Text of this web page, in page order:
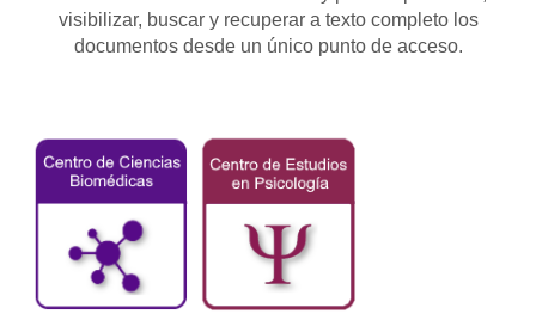
visibilizar, buscar y recuperar a texto completo los
documentos desde un único punto de acceso.